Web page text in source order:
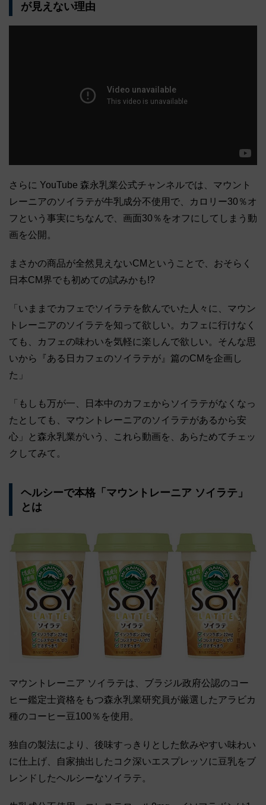
が見えない理由
さらに YouTube 森永乳業公式チャンネルでは、マウント
レーニアのソイラテが牛乳成分不使用で、カロリー30％オ
フという事実にちなんで、画面30％をオフにしてしまう動
画を公開。
まさかの商品が全然見えないCMということで、おそらく
日本CM界でも初めての試みかも!?
「いままでカフェでソイラテを飲んでいた人々に、マウン
トレーニアのソイラテを知って欲しい。カフェに行けなく
ても、カフェの味わいを気軽に楽しんで欲しい。そんな思
いから『ある日カフェのソイラテが』篇のCMを企画し
た」
「もしも万が一、日本中のカフェからソイラテがなくなっ
たとしても、マウントレーニアのソイラテがあるから安
心」と森永乳業がいう、これら動画を、あらためてチェッ
クしてみて。
ヘルシーで本格「マウントレーニア ソイラテ」
とは
マウントレーニア ソイラテは、ブラジル政府公認のコー
ヒー鑑定士資格をもつ森永乳業研究員が厳選したアラビカ
種のコーヒー豆100％を使用。
独自の製法により、後味すっきりとした飲みやすい味わい
に仕上げ、自家抽出したコク深いエスプレッソに豆乳をブ
レンドしたヘルシーなソイラテ。